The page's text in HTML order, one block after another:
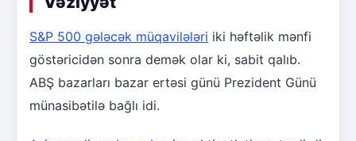
S&P 500 gələcək müqavilələri iki həftəlik mənfi
göstəricidən sonra demək olar ki, sabit qalıb.
ABŞ bazarları bazar ertəsi günü Prezident Günü
münasibətilə bağlı idi.